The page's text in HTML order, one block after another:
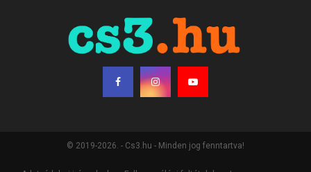
© 2019-2026. - Cs3.hu - Minden jog fenntartva!